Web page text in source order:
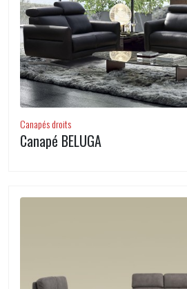
Canapés droits
Canapé BELUGA